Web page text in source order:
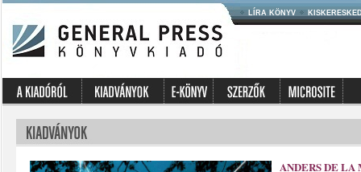
LÍRA KÖNYV
ANDERS DE LA